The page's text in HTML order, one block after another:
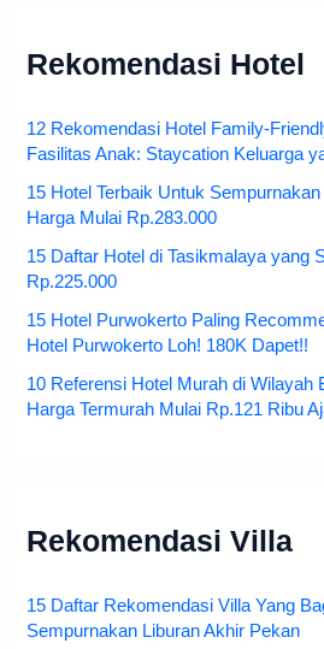
Rekomendasi Hotel
12 Rekomendasi Hotel Family-
Fasilitas Anak: Staycation Keluarga
15 Hotel Terbaik Untuk
Harga Mulai Rp.283.000
15 Daftar Hotel di Tasikmalaya yang
Rp.225.000
15 Hotel Purwokerto Paling
Hotel Purwokerto Loh! 180K Dapet!!
10 Referensi Hotel Murah di Wilayah
Harga Termurah Mulai Rp.121 Ribu
Rekomendasi Villa
15 Daftar Rekomendasi Villa Yang
Sempurnakan Liburan Akhir Pekan